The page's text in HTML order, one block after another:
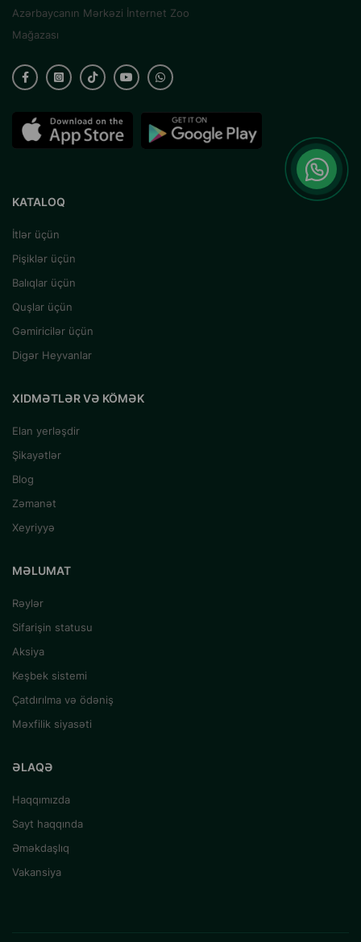
Azərbaycanın Mərkəzi İnternet Zoo
Mağazası
KATALOQ
İtlər üçün
Pişiklər üçün
Balıqlar üçün
Quşlar üçün
Gəmiricilər üçün
Digər Heyvanlar
XIDMƏTLƏR VƏ KÖMƏK
Elan yerləşdir
Şikayətlər
Blog
Zəmanət
Xeyriyyə
MƏLUMAT
Rəylər
Sifarişin statusu
Aksiya
Keşbek sistemi
Çatdırılma və ödəniş
Məxfilik siyasəti
ƏLAQƏ
Haqqımızda
Sayt haqqında
Əməkdaşlıq
Vakansiya